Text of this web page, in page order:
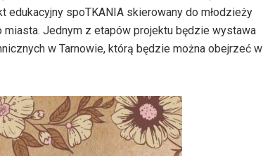
edukacyjny spoTKANIA skierowany do młodzieży
Jednym z etapów projektu będzie wystawa
w Tarnowie, którą będzie można obejrzeć w